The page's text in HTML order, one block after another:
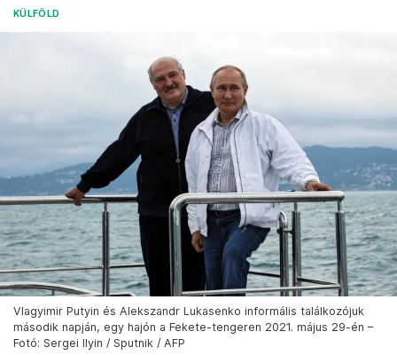
KÜLFÖLD
Vlagyimir Putyin és Alekszandr Lukasenko informális találkozójuk
második napján, egy hajón a Fekete-tengeren 2021. május 29-én –
Fotó: Sergei Ilyin / Sputnik / AFP